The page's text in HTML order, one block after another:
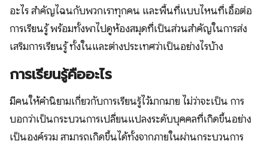
อะไร สำคัญไฉนกับพวกเราทุกคน และพื้นที่แบบไหนที่เอื้อต่อ
การเรียนรู้ พร้อมทั้งพาไปดูห้องสมุดที่เป็นส่วนสำคัญในการส่ง
เสริมการเรียนรู้ ทั้งในและต่างประเทศว่าเป็นอย่างไรบ้าง
การเรียนรู้คืออะไร
มีคนให้คำนิยามเกี่ยวกับการเรียนรู้ไว้มากมาย ไม่ว่าจะเป็น การ
บอกว่าเป็นกระบวนการเปลี่ยนแปลงระดับบุคคลที่เกิดขึ้นอย่าง
เป็นองค์รวม สามารถเกิดขึ้นได้ทั้งจากภายในผ่านกระบวนการ